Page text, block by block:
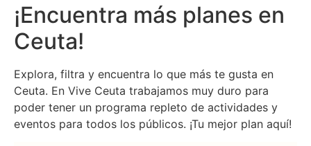
¡Encuentra más planes en
Ceuta!
Explora, filtra y encuentra lo que más te gusta en
Ceuta. En Vive Ceuta trabajamos muy duro para
poder tener un programa repleto de actividades y
eventos para todos los públicos. ¡Tu mejor plan aquí!